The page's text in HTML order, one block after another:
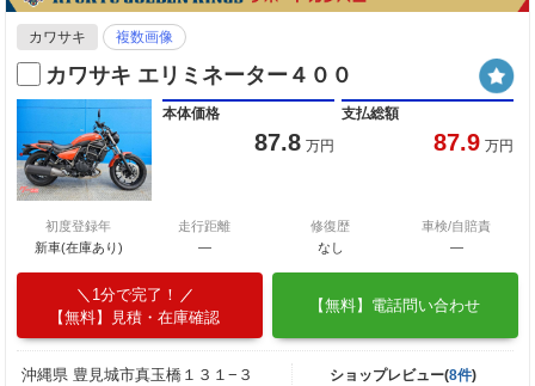
カワサキ 複数画像
カワサキ エリミネーター４００
本体価格
87.8 万円
支払総額
87.9 万円
初度登録年
新車(在庫あり)
走行距離
―
修復歴
なし
車検/自賠責
―
1分で完了！
【無料】見積・在庫確認
【無料】電話問い合わせ
沖縄県 豊見城市真玉橋１３１−３
ショップレビュー(8件)